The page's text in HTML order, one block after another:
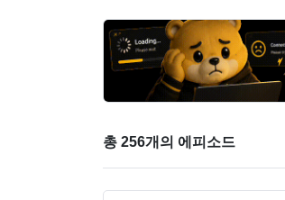
총 256개의 에피소드